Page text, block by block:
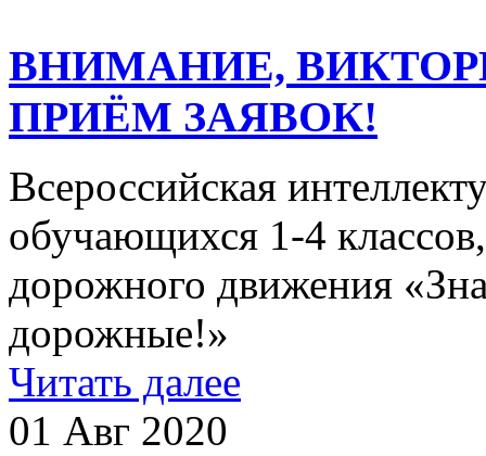
ВНИМАНИЕ,
ПРИЁМ ЗАЯВОК!
Всероссийская
обучающихся 1-4
дорожного движения
дорожные!»
Читать далее
01 Авг 2020